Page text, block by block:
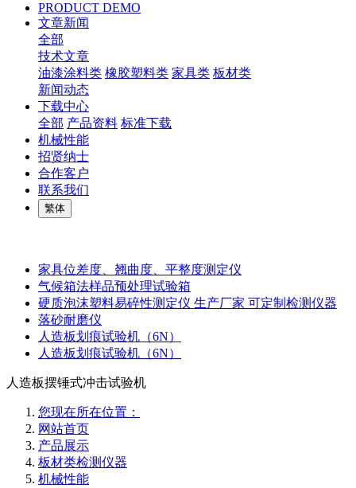
PRODUCT DEMO
文章新闻
全部
技术文章
油漆涂料类 橡胶塑料类 家具类 板材类
新闻动态
下载中心
全部 产品资料 标准下载
机械性能
招贤纳士
合作客户
联系我们
繁体
家具位差度、翘曲度、平整度测定仪
气候箱法样品预处理试验箱
硬质泡沫塑料易碎性测定仪 生产厂家 可定制检测仪器
落砂耐磨仪
人造板划痕试验机（6N）
人造板划痕试验机（6N）
人造板摆锤式冲击试验机
您现在所在位置：
网站首页
产品展示
板材类检测仪器
机械性能